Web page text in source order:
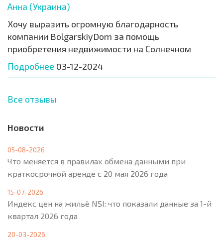
Анна (Украина)
Хочу выразить огромную благодарность
компании BolgarskiyDom за помощь
приобретения недвижимости на Солнечном
Подробнее 03-12-2024
Все отзывы
Новости
05-08-2026
Что меняется в правилах обмена данными при
краткосрочной аренде с 20 мая 2026 года
15-07-2026
Индекс цен на жильё NSI: что показали данные за 1-й
квартал 2026 года
20-03-2026